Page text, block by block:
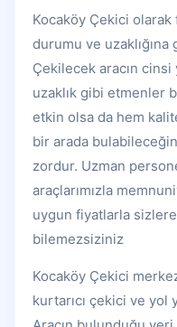
Kocaköy Çekici olarak
durumu ve
Çekilecek aracın
uzaklık gibi etmenler
etkin olsa da hem
bir arada
zordur. Uzman
araçlarımızla
uygun fiyatlarla
bilemezsiziniz
Kocaköy Çekici
kurtarıcı çekici ve yol